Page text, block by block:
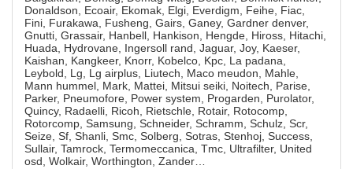
Donaldson, Ecoair, Ekomak, Elgi, Everdigm, Feihe, Fiac,
Fini, Furakawa, Fusheng, Gairs, Ganey, Gardner denver,
Gnutti, Grassair, Hanbell, Hankison, Hengde, Hiross, Hitachi,
Huada, Hydrovane, Ingersoll rand, Jaguar, Joy, Kaeser,
Kaishan, Kangkeer, Knorr, Kobelco, Kpc, La padana,
Leybold, Lg, Lg airplus, Liutech, Maco meudon, Mahle,
Mann hummel, Mark, Mattei, Mitsui seiki, Noitech, Parise,
Parker, Pneumofore, Power system, Progarden, Purolator,
Quincy, Radaelli, Ricoh, Rietschle, Rotair, Rotocomp,
Rotorcomp, Samsung, Schneider, Schramm, Schulz, Scr,
Seize, Sf, Shanli, Smc, Solberg, Sotras, Stenhoj, Success,
Sullair, Tamrock, Termomeccanica, Tmc, Ultrafilter, United
osd, Wolkair, Worthington, Zander…